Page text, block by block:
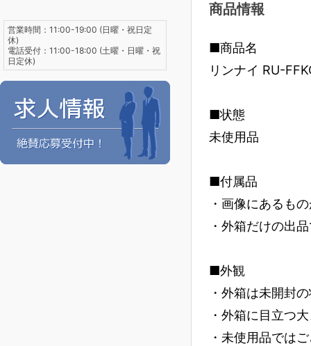
商品情報
■商品名
リンナイ RU-
■状態
未使用品
■付属品
・画像にあるも
・外箱だけの出
■外観
・外箱は未開封
・外箱に目立つ
・未使用品では
営業時間：11:00-19:00 (日曜・祝日定
休)
電話受付：11:00-18:00 (土曜・日曜・祝
日定休)